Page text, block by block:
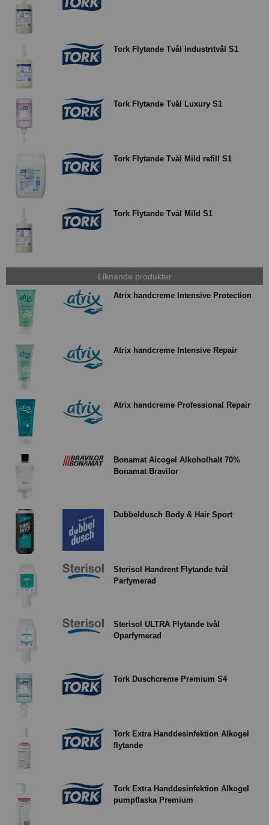
Tork Flytande Tvål Industritvål S1
Tork Flytande Tvål Luxury S1
Tork Flytande Tvål Mild refill S1
Tork Flytande Tvål Mild S1
Liknande produkter
Atrix handcreme Intensive Protection
Atrix handcreme Intensive Repair
Atrix handcreme Professional Repair
Bonamat Alcogel Alkoholhalt 70%
Bonamat Bravilor
Dubbeldusch Body & Hair Sport
Sterisol Handrent Flytande tvål
Parfymerad
Sterisol ULTRA Flytande tvål
Oparfymerad
Tork Duschcreme Premium S4
Tork Extra Handdesinfektion Alkogel
flytande
Tork Extra Handdesinfektion Alkogel
pumpflaska Premium